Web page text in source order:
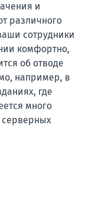
и
различного
сотрудники
комфортно,
об отводе
например, в
где
много
серверных